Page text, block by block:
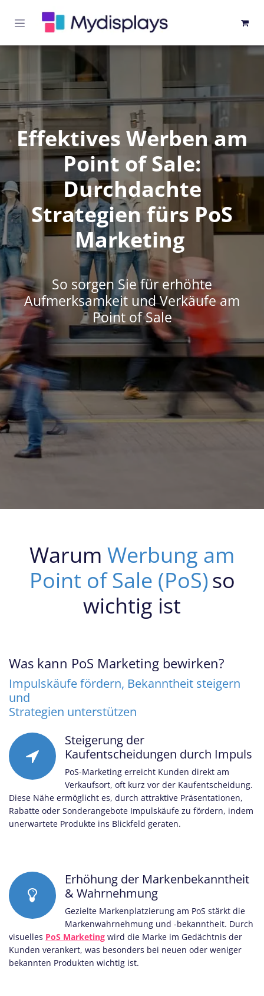
Effektives Werben am
Point of Sale:
Durchdachte
Strategien fürs PoS
Marketing
So sorgen Sie für erhöhte
Aufmerksamkeit und Verkäufe am
Point of Sale
Warum Werbung am
Point of Sale (PoS)so
wichtig ist
Was kann PoS Marketing bewirken?
Impulskäufe fördern, Bekanntheit steigern
und
Strategien unterstützen
Steigerung der
Kaufentscheidungen durch Impuls
PoS-Marketing erreicht Kunden direkt am
Verkaufsort, oft kurz vor der Kaufentscheidung.
Diese Nähe ermöglicht es, durch attraktive Präsentationen,
Rabatte oder Sonderangebote Impulskäufe zu fördern, indem
unerwartete Produkte ins Blickfeld geraten.
Erhöhung der Markenbekanntheit
& Wahrnehmung
Gezielte Markenplatzierung am PoS stärkt die
Markenwahrnehmung und -bekanntheit. Durch
visuelles PoS Marketing wird die Marke im Gedächtnis der
Kunden verankert, was besonders bei neuen oder weniger
bekannten Produkten wichtig ist.